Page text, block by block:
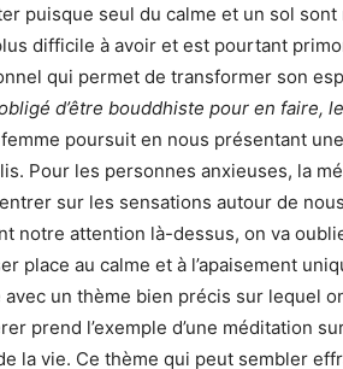
puisque seul du calme et un sol
difficile à avoir et est pourtant
qui permet de transformer son
d’être bouddhiste pour en faire,
poursuit en nous présentant
Pour les personnes anxieuses, la
sur les sensations autour de
notre attention là-dessus, on va
place au calme et à l’apaisement
un thème bien précis sur lequel
prend l’exemple d’une méditation
la vie. Ce thème qui peut sembler